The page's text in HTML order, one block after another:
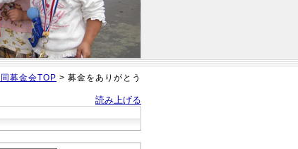
募金会TOP > 募金をありがとう
読み上げる